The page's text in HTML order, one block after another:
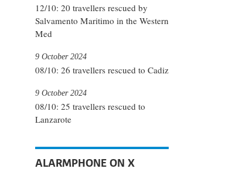
12/10: 20 travellers rescued by
Salvamento Maritimo in the Western
Med
08/10: 26 travellers rescued to Cadiz
9 October 2024
08/10: 25 travellers rescued to
Lanzarote
9 October 2024
ALARMPHONE ON X